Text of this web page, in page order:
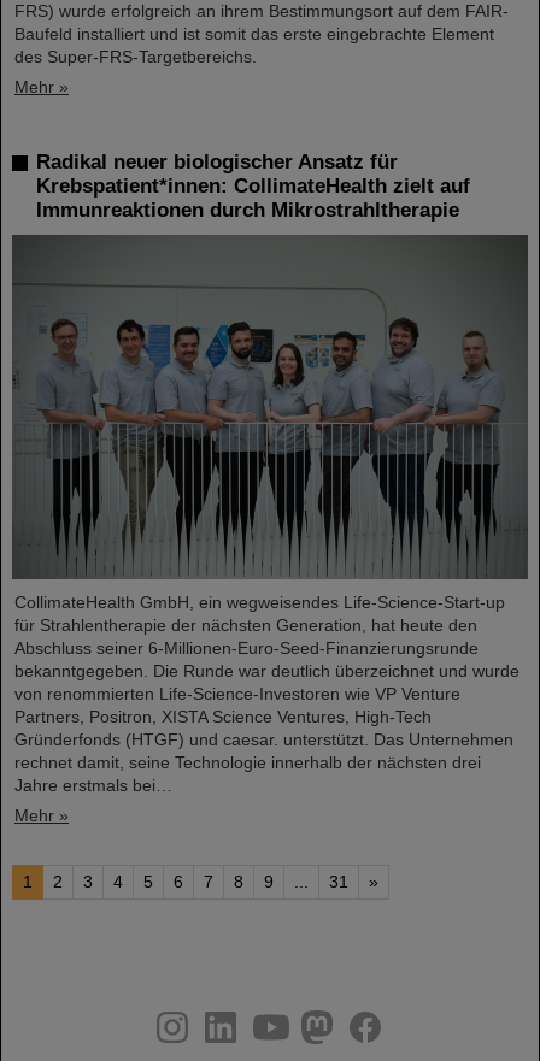
FRS) wurde erfolgreich an ihrem Bestimmungsort auf dem FAIR-
Baufeld installiert und ist somit das erste eingebrachte Element
des Super-FRS-Targetbereichs.
Mehr »
Radikal neuer biologischer Ansatz für
Krebspatient*innen: CollimateHealth zielt auf
Immunreaktionen durch Mikrostrahltherapie
CollimateHealth GmbH, ein wegweisendes Life-Science-Start-up
für Strahlentherapie der nächsten Generation, hat heute den
Abschluss seiner 6-Millionen-Euro-Seed-Finanzierungsrunde
bekanntgegeben. Die Runde war deutlich überzeichnet und wurde
von renommierten Life-Science-Investoren wie VP Venture
Partners, Positron, XISTA Science Ventures, High-Tech
Gründerfonds (HTGF) und caesar. unterstützt. Das Unternehmen
rechnet damit, seine Technologie innerhalb der nächsten drei
Jahre erstmals bei…
Mehr »
1 2 3 4 5 6 7 8 9 31 »
youtube
helmholtz.social
facebook